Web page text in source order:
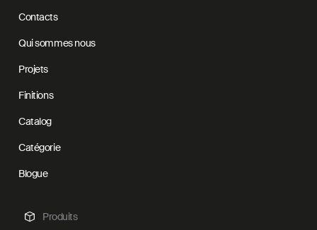
Contacts
Qui sommes nous
Projets
Finitions
Catalog
Catégorie
Blogue
Produits